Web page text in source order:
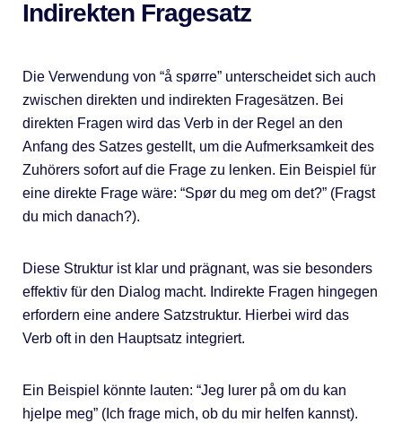
Indirekten Fragesatz
Die Verwendung von “å spørre” unterscheidet sich auch
zwischen direkten und indirekten Fragesätzen. Bei
direkten Fragen wird das Verb in der Regel an den
Anfang des Satzes gestellt, um die Aufmerksamkeit des
Zuhörers sofort auf die Frage zu lenken. Ein Beispiel für
eine direkte Frage wäre: “Spør du meg om det?” (Fragst
du mich danach?).
Diese Struktur ist klar und prägnant, was sie besonders
effektiv für den Dialog macht. Indirekte Fragen hingegen
erfordern eine andere Satzstruktur. Hierbei wird das
Verb oft in den Hauptsatz integriert.
Ein Beispiel könnte lauten: “Jeg lurer på om du kan
hjelpe meg” (Ich frage mich, ob du mir helfen kannst).